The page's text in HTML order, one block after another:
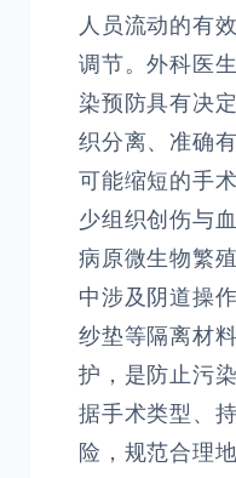
人员流动的有
调节。外科医
染预防具有决
织分离、准确
可能缩短的手
少组织创伤与
病原微生物繁
中涉及阴道操
纱垫等隔离材
护，是防止污
据手术类型、
险，规范合理